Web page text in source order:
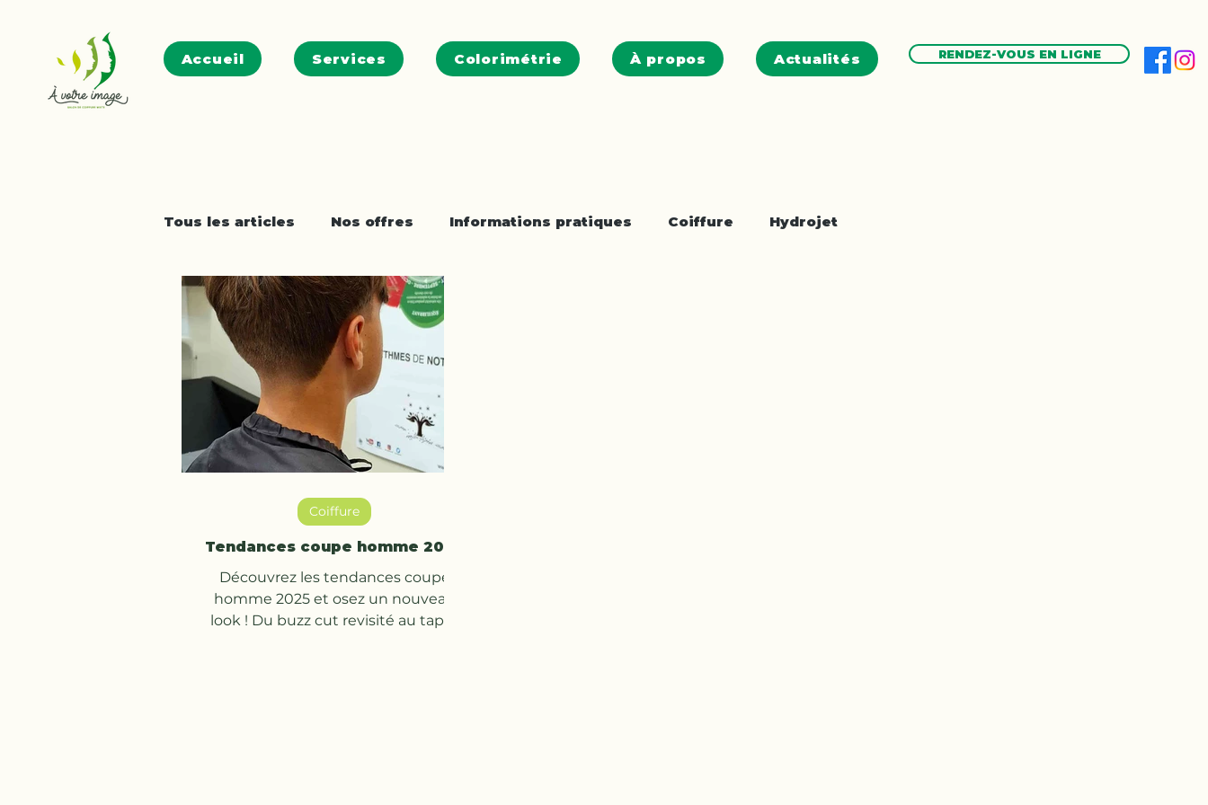
Accueil Services Colorimétrie À propos Actualités RENDEZ-VOUS EN LIGNE
Tous les articles Nos offres Informations pratiques Coiffure Hydrojet
Tendances coupe homme 2026
Découvrez les tendances coupe
homme 2025 et osez un nouveau
look ! Du buzz cut revisité au taper
Coiffure